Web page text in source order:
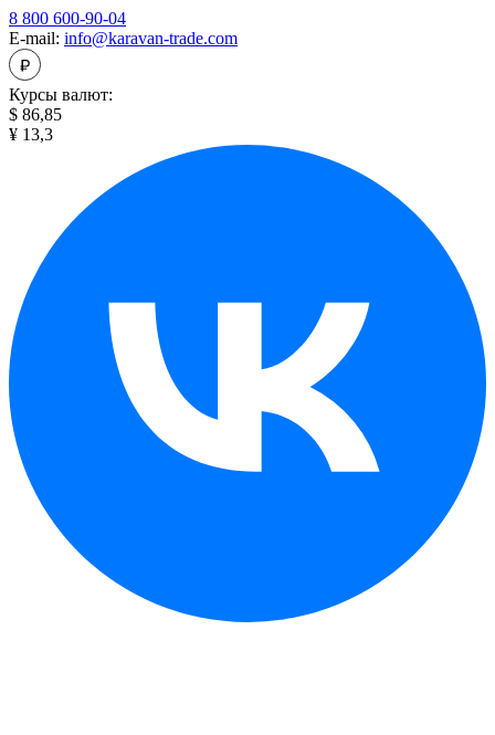
8 800 600-90-04
E-mail: info@karavan-trade.com
Курсы валют:
$ 86,85
¥ 13,3